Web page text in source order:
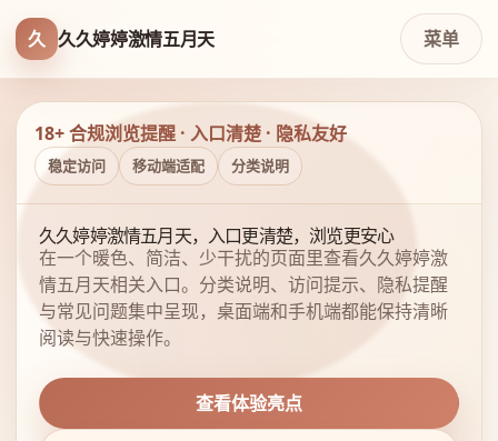
久 久久婷婷激情五月天 菜单
18+ 合规浏览提醒 · 入口清楚 · 隐私友好
稳定访问 移动端适配 分类说明
久久婷婷激情五月天，入口更清楚，浏览更安心
在一个暖色、简洁、少干扰的页面里查看久久婷婷激
情五月天相关入口。分类说明、访问提示、隐私提醒
与常见问题集中呈现，桌面端和手机端都能保持清晰
阅读与快速操作。
查看体验亮点